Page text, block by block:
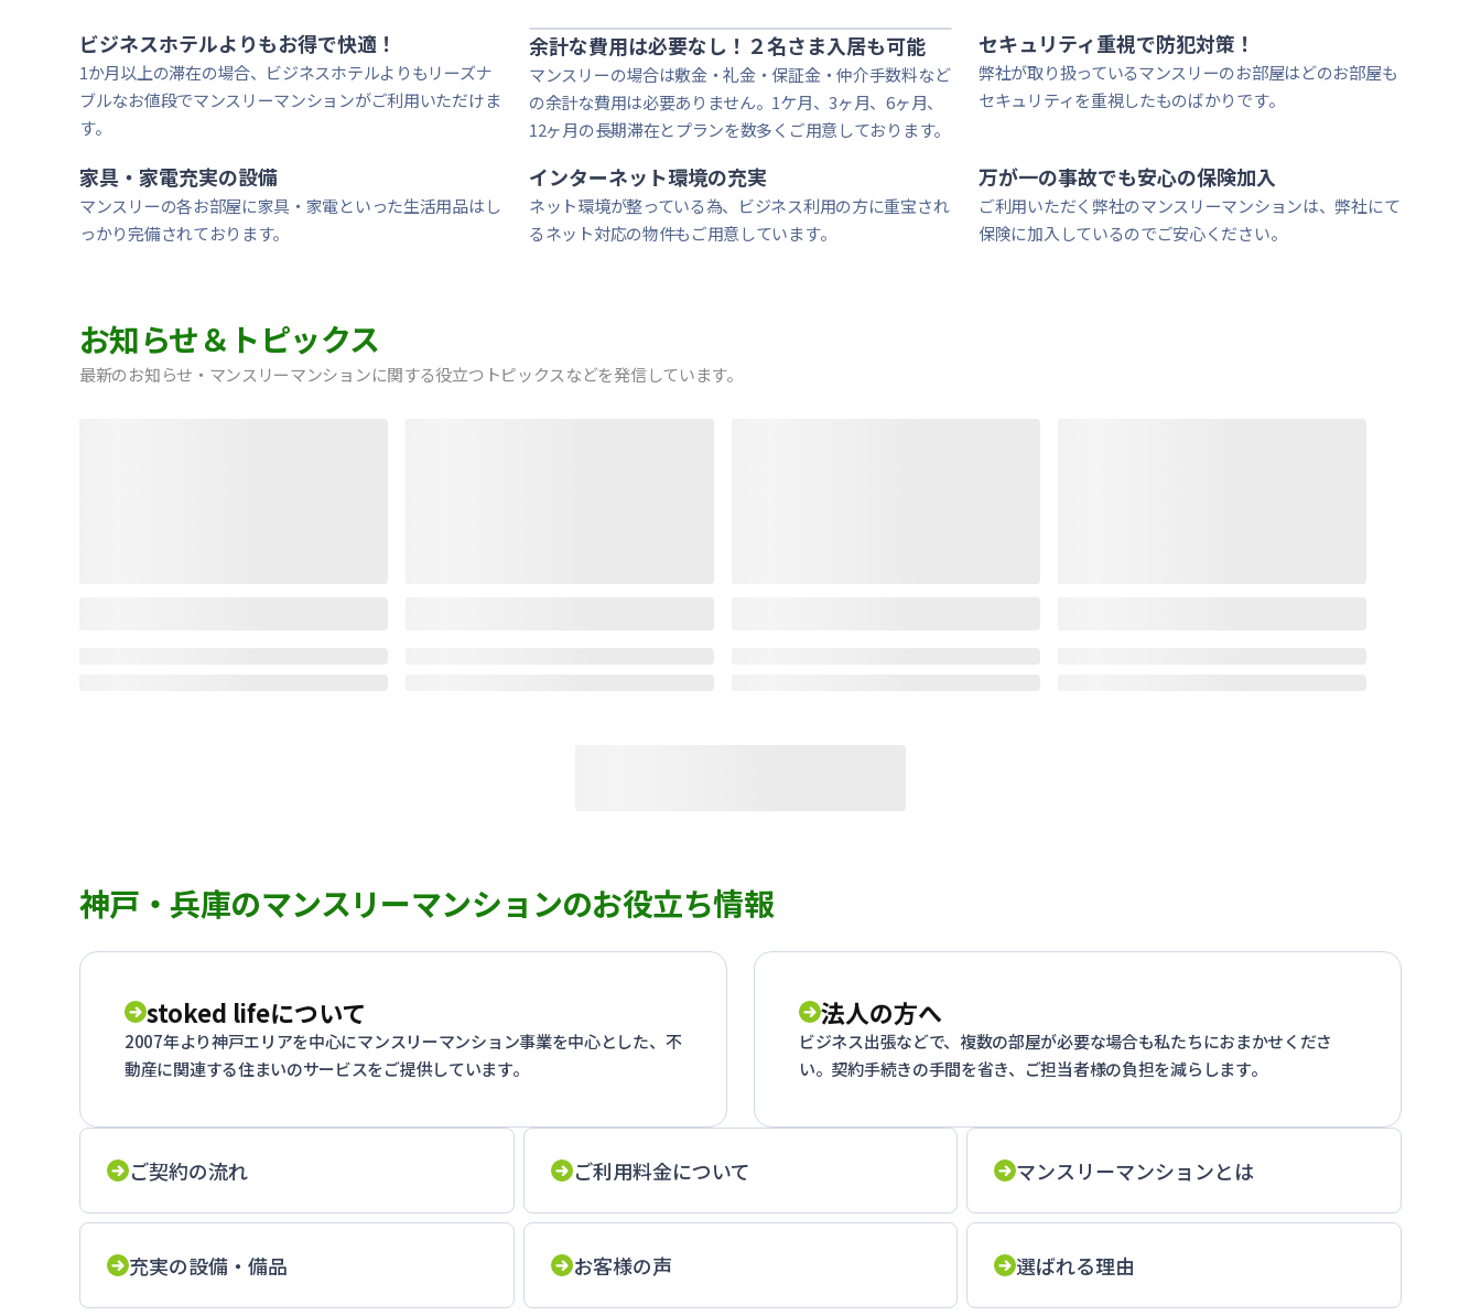
ビジネスホテルよりもお得で快適！
1か月以上の滞在の場合、ビジネスホテルよりもリーズナ
ブルなお値段でマンスリーマンションがご利用いただけま
す。
余計な費用は必要なし！２名さま入居も可能
マンスリーの場合は敷金・礼金・保証金・仲介手数料など
の余計な費用は必要ありません。1ケ月、3ヶ月、6ヶ月、
12ヶ月の長期滞在とプランを数多くご用意しております。
セキュリティ重視で防犯対策！
弊社が取り扱っているマンスリーのお部屋はどのお部屋も
セキュリティを重視したものばかりです。
家具・家電充実の設備
マンスリーの各お部屋に家具・家電といった生活用品はし
っかり完備されております。
インターネット環境の充実
ネット環境が整っている為、ビジネス利用の方に重宝され
るネット対応の物件もご用意しています。
万が一の事故でも安心の保険加入
ご利用いただく弊社のマンスリーマンションは、弊社にて
保険に加入しているのでご安心ください。
お知らせ＆トピックス
最新のお知らせ・マンスリーマンションに関する役立つトピックスなどを発信しています。
神戸・兵庫のマンスリーマンションのお役立ち情報
stoked lifeについて
2007年より神戸エリアを中心にマンスリーマンション事業を中心とした、不
動産に関連する住まいのサービスをご提供しています。
法人の方へ
ビジネス出張などで、複数の部屋が必要な場合も私たちにおまかせくださ
い。契約手続きの手間を省き、ご担当者様の負担を減らします。
ご契約の流れ ご利用料金について マンスリーマンションとは
充実の設備・備品 お客様の声 選ばれる理由